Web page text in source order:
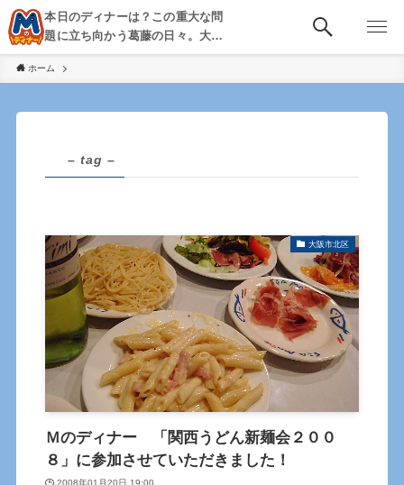
本日のディナーは？この重大な問
題に立ち向かう葛藤の日々。大
阪・京都・神戸を中心とした食べ
歩き、飲み歩きを綴る。
ホーム
– tag –
大阪市北区
Ｍのディナー 「関西うどん新麺会２００
８」に参加させていただきました！
2008年01月20日 19:00